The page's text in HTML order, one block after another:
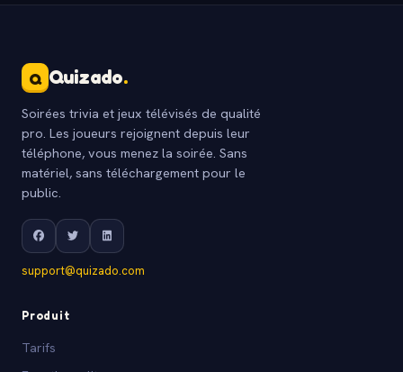
Q Quizado.
Soirées trivia et jeux télévisés de qualité
pro. Les joueurs rejoignent depuis leur
téléphone, vous menez la soirée. Sans
matériel, sans téléchargement pour le
public.
support@quizado.com
Produit
Tarifs